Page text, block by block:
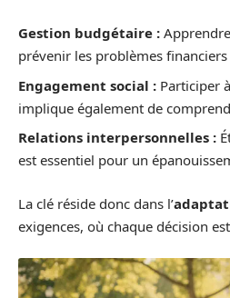
Gestion budgétaire :
prévenir les problèmes
Engagement social : Participer
implique également de
Relations interpersonnelles :
est essentiel pour un
La clé réside donc dans l’
exigences, où chaque décision